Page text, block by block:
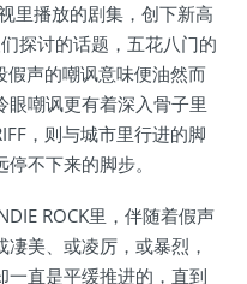
里播放的剧集，创下新高
探讨的话题，五花八门的
声的嘲讽意味便油然而
嘲讽更有着深入骨子里
，则与城市里行进的脚
不下来的脚步。
ROCK里，伴随着假声
美、或凌厉，或暴烈，
一直是平缓推进的，直到